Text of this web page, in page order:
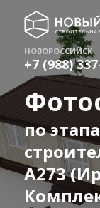
НОВОРОССИЙСК
+7 (988)
по
А273